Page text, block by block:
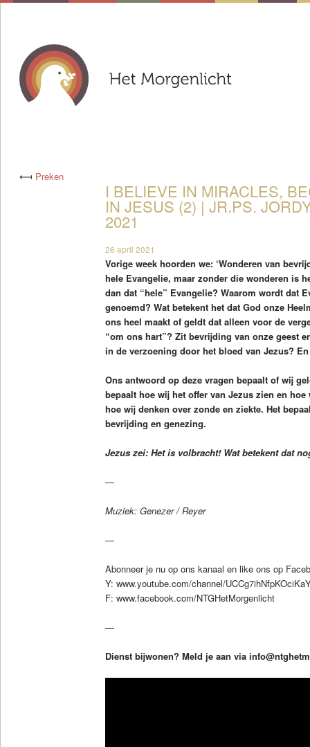
⟻ Preken
I BELIEVE IN MIRACLES,
IN JESUS (2) | JR.PS.
2021
26 april 2021
Vorige week hoorden we: ‘Wonderen van
hele Evangelie, maar zonder die wonderen is
dan dat “hele” Evangelie? Waarom wordt dat
genoemd? Wat betekent het dat God onze
ons heel maakt of geldt dat alleen voor de
“om ons hart”? Zit bevrijding van onze geest
in de verzoening door het bloed van Jezus?
Ons antwoord op deze vragen bepaalt of wij
bepaalt hoe wij het offer van Jezus zien en
hoe wij denken over zonde en ziekte. Het
bevrijding en genezing.
Jezus zei: Het is volbracht! Wat betekent dat
—
Muziek: Genezer / Reyer
—
Abonneer je nu op ons kanaal en like ons op
Y: www.youtube.com/channel/
F: www.facebook.com/NTGHetMorgenlicht
—
Dienst bijwonen? Meld je aan via